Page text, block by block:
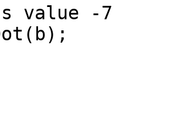
value -7